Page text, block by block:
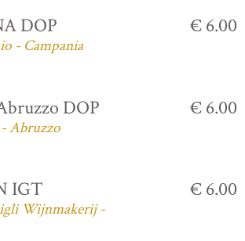
DOP
- Campania
€ 6.00
DOP
Abruzzo
€ 6.00
IGT
Wijnmakerij -
€ 6.00